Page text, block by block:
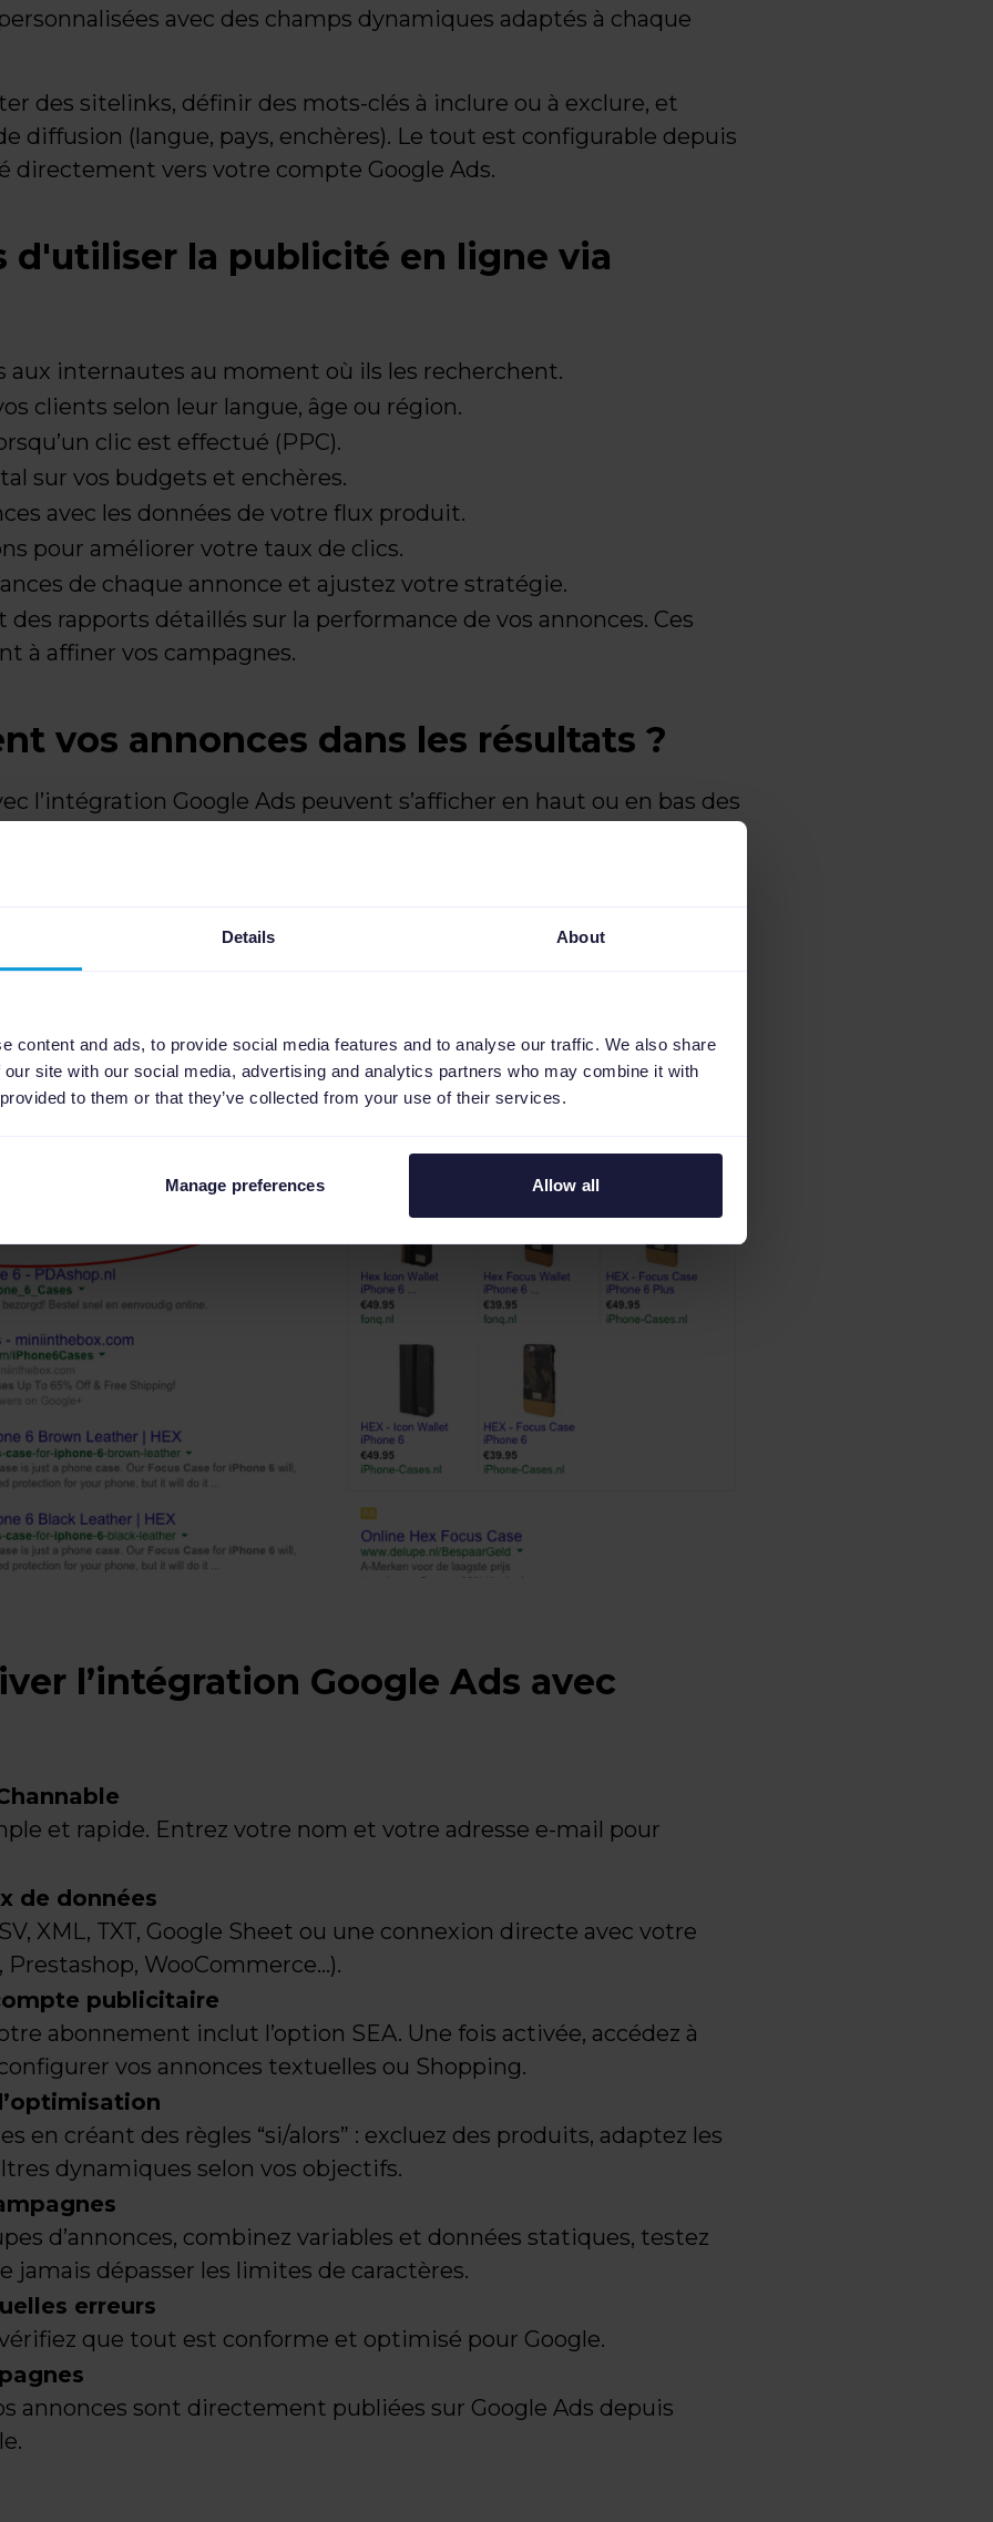
Details About
content and ads, to provide social media features and to analyse our traffic. We also share
site with our social media, advertising and analytics partners who may combine it with
to them or that they’ve collected from your use of their services.
Manage preferences Allow all
avec des champs dynamiques adaptés à chaque
des sitelinks, définir des mots-clés à inclure ou à exclure, et
diffusion (langue, pays, enchères). Le tout est configurable depuis
directement vers votre compte Google Ads.
d'utiliser la publicité en ligne via
aux internautes au moment où ils les recherchent.
clients selon leur langue, âge ou région.
clic est effectué (PPC).
sur vos budgets et enchères.
avec les données de votre flux produit.
pour améliorer votre taux de clics.
de chaque annonce et ajustez votre stratégie.
rapports détaillés sur la performance de vos annonces. Ces
à affiner vos campagnes.
vos annonces dans les résultats ?
l’intégration Google Ads peuvent s’afficher en haut ou en bas des
visibilité dépend de la pertinence, de la qualité de l’annonce et
Les mots-clés jouent un rôle central, et vous pouvez les
ou les générer automatiquement avec les données de votre flux
l’intégration Google Ads avec
et rapide. Entrez votre nom et votre adresse e-mail pour
de données
XML, TXT, Google Sheet ou une connexion directe avec votre
WooCommerce…).
publicitaire
abonnement inclut l’option SEA. Une fois activée, accédez à
vos annonces textuelles ou Shopping.
en créant des règles “si/alors” : excluez des produits, adaptez les
dynamiques selon vos objectifs.
d’annonces, combinez variables et données statiques, testez
jamais dépasser les limites de caractères.
erreurs
que tout est conforme et optimisé pour Google.
annonces sont directement publiées sur Google Ads depuis